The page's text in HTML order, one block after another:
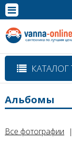
Полная версия сайта
Все фотографии
Альбомы